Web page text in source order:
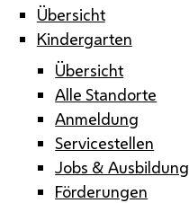
Übersicht
Kindergarten
Übersicht
Alle Standorte
Anmeldung
Servicestellen
Jobs & Ausbildung
Förderungen